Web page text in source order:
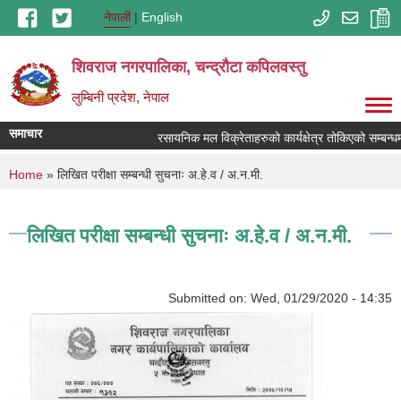
Skip to main contentनेपाली English
शिवराज नगरपालिका, चन्द्राैटा कपिलवस्तु
लुम्बिनी प्रदेश, नेपाल
समाचार रसायनिक मल विक्रेताहरुको कार्यक्षेत्र तोकिएको
You are here
Home » लिखित परीक्षा सम्बन्धी सुचनाः अ.हे.व / अ.न.मी.
लिखित परीक्षा सम्बन्धी सुचनाः अ.हे.व / अ.न.मी.
Submitted on: Wed, 01/29/2020 - 14:35